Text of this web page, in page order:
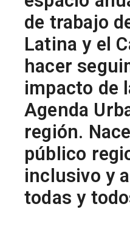
de trabajo
Latina y el
hacer
impacto de
Agenda
región.
público
inclusivo y
todas y